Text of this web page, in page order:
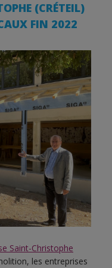
(CRÉTEIL)
FIN 2022
Saint-Christophe
les entreprises